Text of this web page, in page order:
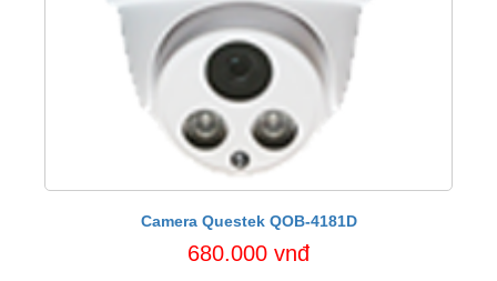
Camera Questek QOB-4181D
680.000 vnđ